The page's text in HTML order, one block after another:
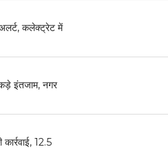
कलेक्ट्रेट में
इंतजाम, नगर
12.5